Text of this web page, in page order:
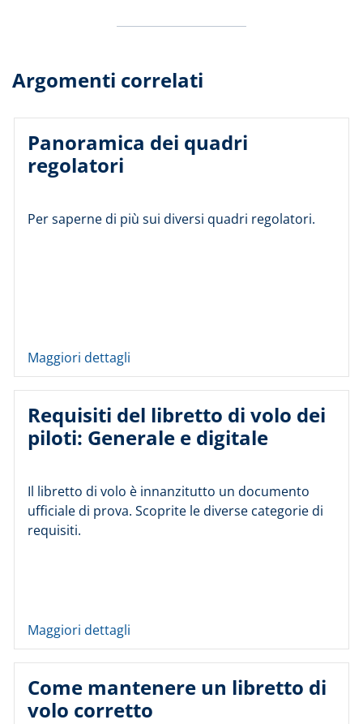
Argomenti correlati
Panoramica dei quadri
regolatori
Per saperne di più sui diversi quadri regolatori.
Maggiori dettagli
Requisiti del libretto di volo dei
piloti: Generale e digitale
Il libretto di volo è innanzitutto un documento
ufficiale di prova. Scoprite le diverse categorie di
requisiti.
Maggiori dettagli
Come mantenere un libretto di
volo corretto